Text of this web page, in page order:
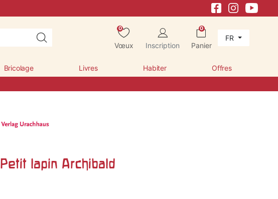
0
Vœux Inscription
0
Panier
FR
Bricolage Livres Habiter Offres
Petit lapin Archibald